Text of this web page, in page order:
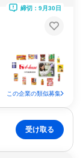
締切：9月30日
この企業の類似募集
受け取る